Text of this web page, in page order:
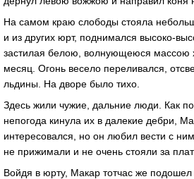
На самом краю слободы стояла
и из других юрт, поднимался высоко-
застилая белою, волнующеюся массою
месяц. Огонь весело переливался,
льдины. На дворе было тихо.
Здесь жили чужие, дальние люди. Как
непогода кинула их в далекие дебри,
интересовался, но он любил вести с
не прижимали и не очень стояли за
Войдя в юрту, Макар тотчас же подошел